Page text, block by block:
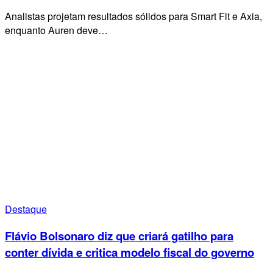
Analistas projetam resultados sólidos para Smart Fit e Axia,
enquanto Auren deve…
Destaque
Flávio Bolsonaro diz que criará gatilho para
conter dívida e critica modelo fiscal do governo